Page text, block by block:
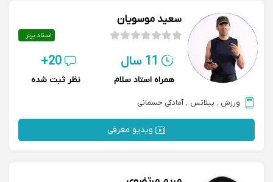
سعید موسویان
استاد برتر
11 سال
همراه استاد سلام
20+
نظر ثبت شده
ورزش , پیلاتس , آمادگی جسمانی
ویدیو معرفی